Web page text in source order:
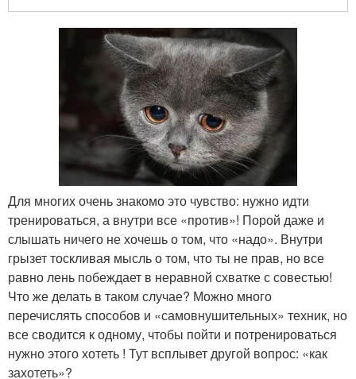
Для многих очень знакомо это чувство: нужно идти
тренироваться, а внутри все «против»! Порой даже и
слышать ничего не хочешь о том, что «надо». Внутри
грызет тоскливая мысль о том, что ты не прав, но все
равно лень побеждает в неравной схватке с совестью!
Что же делать в таком случае? Можно много
перечислять способов и «самовнушительных» техник, но
все сводится к одному, чтобы пойти и потренироваться
нужно этого хотеть ! Тут всплывет другой вопрос: «как
захотеть»?